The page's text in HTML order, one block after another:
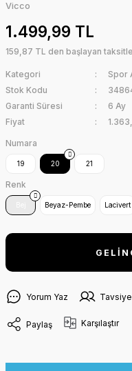
Vicco
1.499,99 TL
159,87 TL den başlayan
Kategori Spor
Stok Kodu
Garanti Süresi
6 Ay
Fiyat
Numara
19 20 21
Renk
Beyaz-Pembe Lacivert
Yorum Yaz
Paylaş Karşılaştır